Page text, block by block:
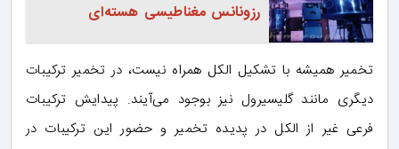
رزونانس مغناطیسی هسته‌ای
تخمیر همیشه با تشکیل الکل همراه نیست، در تخمیر ترکیبات
دیگری مانند گلیسیرول نیز بوجود می‌آیند. پیدایش ترکیبات
فرعی غیر از الکل در پدیده تخمیر و حضور این ترکیبات در